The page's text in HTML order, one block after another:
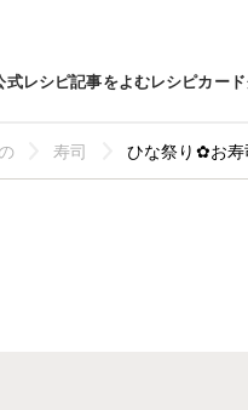
式レシピ記事をよむレシピカード
寿司 ひな祭り✿お寿